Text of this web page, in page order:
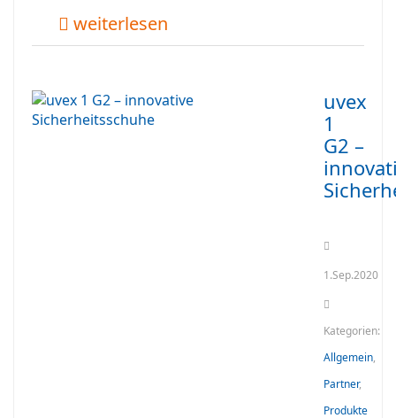
weiterlesen
uvex
1
G2 –
1.Sep.2020
Kategorien:
Allgemein,
Partner,
Produkte